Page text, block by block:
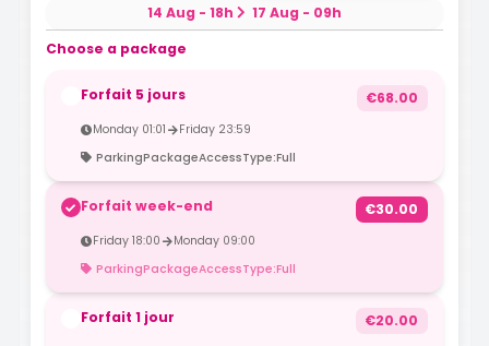
14 Aug - 18h
17 Aug - 09h
Choose a package
Forfait 5 jours €68.00
Monday 01:01
Friday 23:59
ParkingPackageAccessType:Full
Forfait week-end €30.00
Friday 18:00
Monday 09:00
ParkingPackageAccessType:Full
Forfait 1 jour €20.00